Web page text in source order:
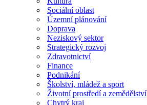
Sociální oblast
Územní plánování
Doprava
Neziskový sektor
Strategický rozvoj
Zdravotnictví
Finance
Podnikání
Školství, mládež a sport
Životní prostředí a zemědělství
Chytrý kraj